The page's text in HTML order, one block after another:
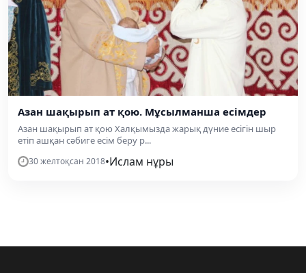
Азан шақырып ат қою. Мұсылманша есімдер
Азан шақырып ат қою Халқымызда жарық дүние есігін шыр
етіп ашқан сәбиге есім беру р...
30 желтоқсан 2018•Ислам нұры